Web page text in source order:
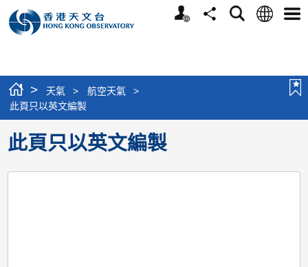
個
分
搜
語
選
> 天氣 > 航空天氣
>
此頁只以英文編製
此頁只以英文編製